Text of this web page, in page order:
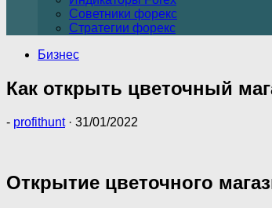
Советники форекс
Стратегии форекс
Бизнес
Как открыть цветочный
- profithunt · 31/01/2022
Открытие цветочного